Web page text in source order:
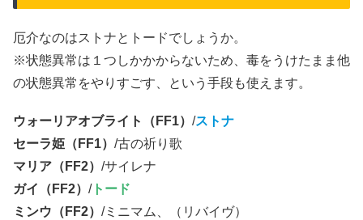
厄介なのはストナとトードでしょうか。
※状態異常は１つしかかからないため、毒をうけたまま他
の状態異常をやりすごす、という手段も使えます。
ウォーリアオブライト（FF1） /ストナ
セーラ姫（FF1） /古の祈り歌
マリア（FF2） /サイレナ
ガイ（FF2） /トード
ミンウ（FF2） /ミニマム、（リバイヴ）